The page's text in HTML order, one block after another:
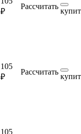
₽
Рассчитать
105
₽
Рассчитать
105